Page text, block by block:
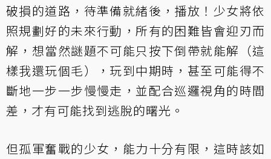
破損的道路，待準備就緒後，播放！少女將依
照規劃好的未來行動，所有的困難皆會迎刃而
解，想當然謎題不可能只按下倒帶就能解（這
樣我還玩個毛），玩到中期時，甚至可能得不
斷地一步一步慢慢走，並配合巡邏視角的時間
差，才有可能找到逃脫的曙光。
但孤軍奮戰的少女，能力十分有限，這時該如